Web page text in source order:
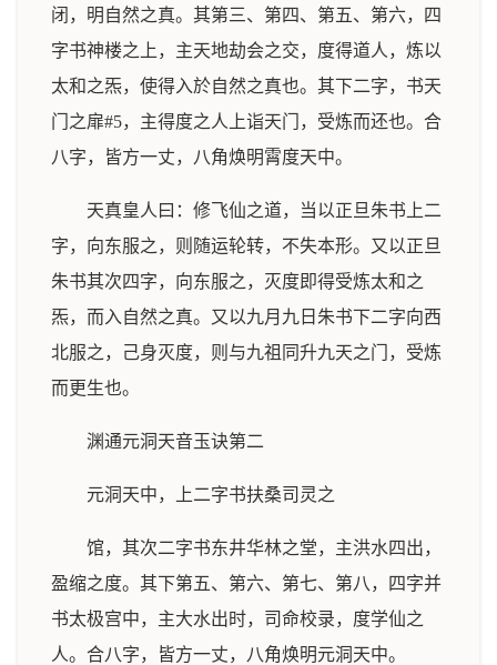
闭，明自然之真。其第三、第四、第五、第六，四
字书神楼之上，主天地劫会之交，度得道人，炼以
太和之炁，使得入於自然之真也。其下二字，书天
门之扉#5，主得度之人上诣天门，受炼而还也。合
八字，皆方一丈，八角焕明霄度天中。
天真皇人曰：修飞仙之道，当以正旦朱书上二
字，向东服之，则随运轮转，不失本形。又以正旦
朱书其次四字，向东服之，灭度即得受炼太和之
炁，而入自然之真。又以九月九日朱书下二字向西
北服之，己身灭度，则与九祖同升九天之门，受炼
而更生也。
渊通元洞天音玉诀第二
元洞天中，上二字书扶桑司灵之
馆，其次二字书东井华林之堂，主洪水四出，
盈缩之度。其下第五、第六、第七、第八，四字并
书太极宫中，主大水出时，司命校录，度学仙之
人。合八字，皆方一丈，八角焕明元洞天中。